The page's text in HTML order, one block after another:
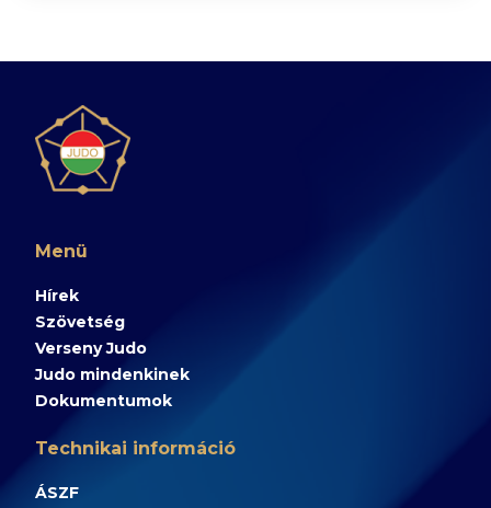
Menü
Hírek
Szövetség
Verseny Judo
Judo mindenkinek
Dokumentumok
Technikai információ
ÁSZF